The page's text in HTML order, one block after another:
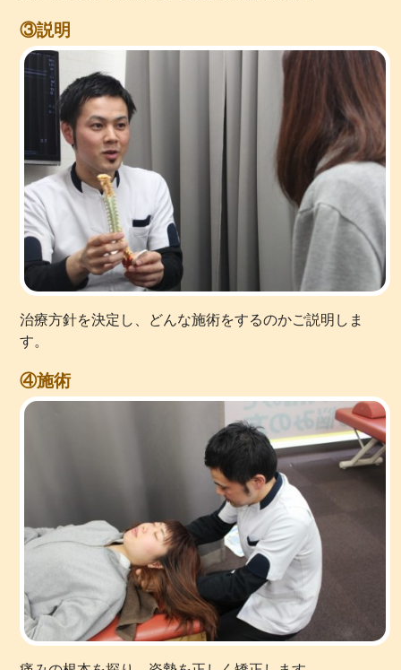
③説明
治療方針を決定し、どんな施術をするのかご説明しま
す。
④施術